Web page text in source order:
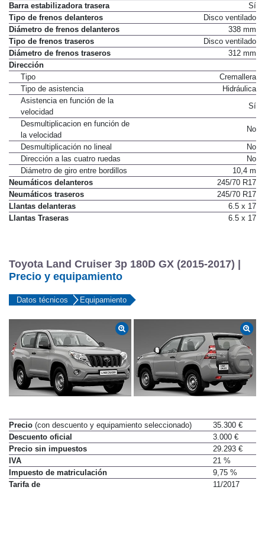
Barra estabilizadora trasera
Sí
Tipo de frenos delanteros
Disco ventilado
Diámetro de frenos delanteros
338 mm
Tipo de frenos traseros
Disco ventilado
Diámetro de frenos traseros
312 mm
Dirección
Tipo
Cremallera
Tipo de asistencia
Hidráulica
Asistencia en función de la
velocidad
Sí
Desmultiplicacion en función de
la velocidad
No
Desmultiplicación no lineal
No
Dirección a las cuatro ruedas
No
Diámetro de giro entre bordillos
10,4 m
Neumáticos delanteros
245/70 R17
Neumáticos traseros
245/70 R17
Llantas delanteras
6.5 x 17
Llantas Traseras
6.5 x 17
Toyota Land Cruiser 3p 180D GX (2015-2017) |
Precio y equipamiento
Datos técnicos Equipamiento
Precio (con descuento y equipamiento seleccionado)
35.300 €
Descuento oficial
3.000 €
Precio sin impuestos
29.293 €
IVA
21 %
Impuesto de matriculación
9,75 %
Tarifa de
11/2017